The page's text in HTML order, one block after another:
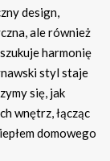
design,
ale również
harmonię
styl staje
się, jak
wnętrz, łącząc
domowego